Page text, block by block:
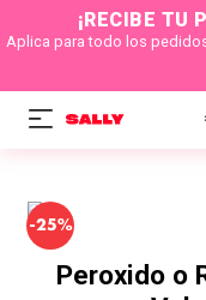
¡RECIBE TU
Aplica para todo los
-25%
Peroxido o